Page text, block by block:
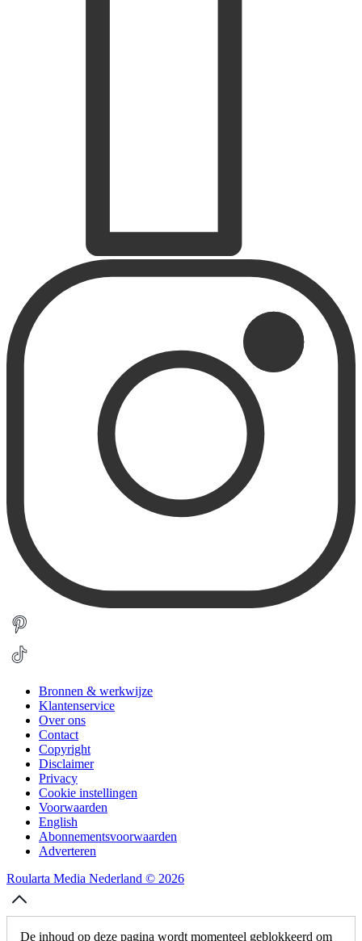
Bronnen & werkwijze
Klantenservice
Over ons
Contact
Copyright
Disclaimer
Privacy
Cookie instellingen
Voorwaarden
English
Abonnementsvoorwaarden
Adverteren
Roularta Media Nederland © 2026
De inhoud op deze pagina wordt momenteel geblokkeerd om